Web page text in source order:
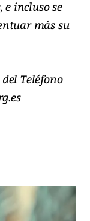
e incluso se
más su
Teléfono